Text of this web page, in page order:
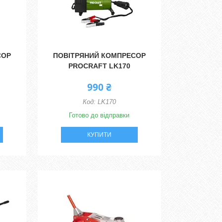
ПОВІТРЯНИЙ КОМПРЕСОР
PROCRAFT LK170
990 ₴
LK170
Готово до відправки
КУПИТИ